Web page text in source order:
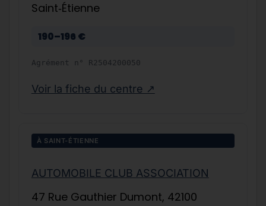
Saint‑Étienne
190–196 €
Agrément n° R2504200050
Voir la fiche du centre ↗
À SAINT-ÉTIENNE
AUTOMOBILE CLUB ASSOCIATION
47 Rue Gauthier Dumont, 42100